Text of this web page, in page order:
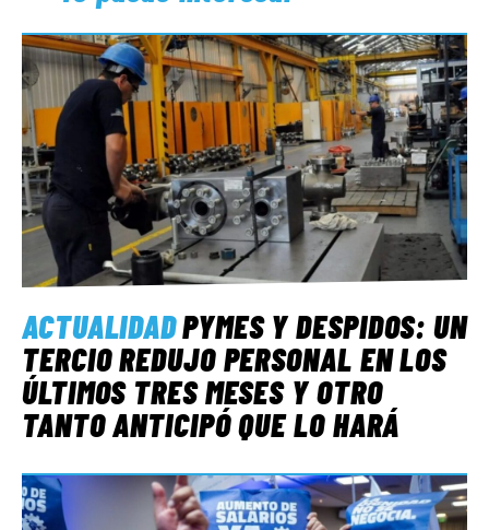
ACTUALIDADPYMES Y DESPIDOS: UN
TERCIO REDUJO PERSONAL EN LOS
ÚLTIMOS TRES MESES Y OTRO
TANTO ANTICIPÓ QUE LO HARÁ